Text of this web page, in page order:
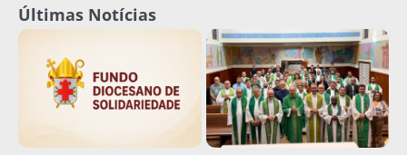
Últimas Notícias